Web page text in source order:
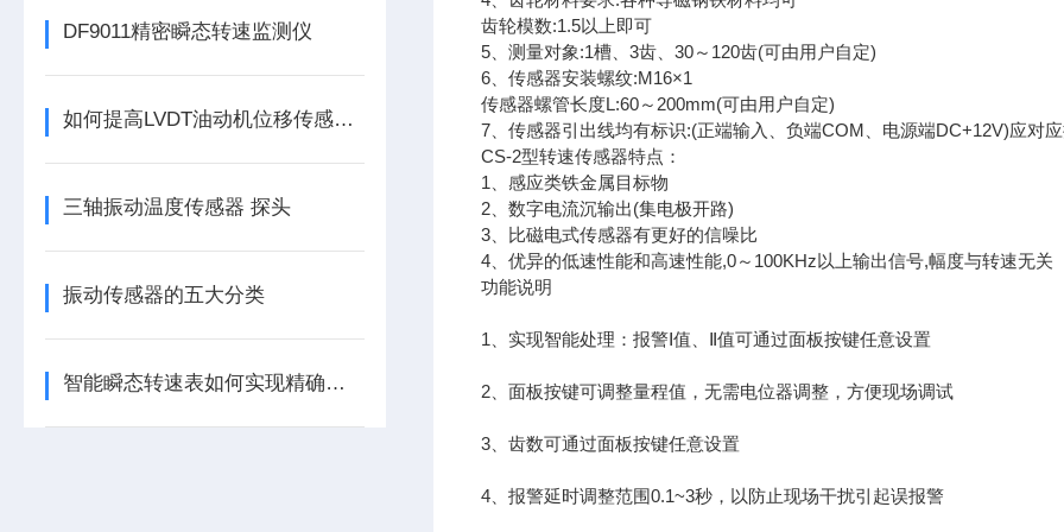
DF9011精密瞬态转速监测仪
如何提高LVDT油动机位移传感器的精度？
三轴振动温度传感器 探头
振动传感器的五大分类
智能瞬态转速表如何实现精确测量？
齿轮模数:1.5以上即可
5、测量对象:1槽、3齿、30～120齿(可由用户自定)
6、传感器安装螺纹:M16×1
传感器螺管长度L:60～200mm(可由用户自定)
7、传感器引出线均有标识:(正端输入、负端COM、电源端DC+12V)应对
CS-2型转速传感器特点：
1、感应类铁金属目标物
2、数字电流沉输出(集电极开路)
3、比磁电式传感器有更好的信噪比
4、优异的低速性能和高速性能,0～100KHz以上输出信号,幅度与转速无关
功能说明
1、实现智能处理：报警Ⅰ值、Ⅱ值可通过面板按键任意设置
2、面板按键可调整量程值，无需电位器调整，方便现场调试
3、齿数可通过面板按键任意设置
4、报警延时调整范围0.1~3秒，以防止现场干扰引起误报警